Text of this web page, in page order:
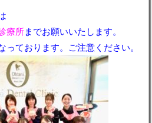
療所までお願いいたします。
っております。ご注意ください。